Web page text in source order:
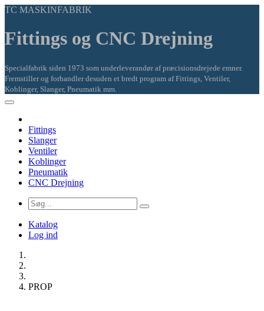
TC MASKINFABRIK
Fittings og CNC Drejning
Specialfabrik siden 1973 som underleverandør af præcisionsdrejede emner.
Fremstiller og forhandler desuden et bredt program af Fittings, Ventiler,
Koblinger, Slanger, Pneumatik mm.
Fittings
Slanger
Ventiler
Koblinger
Pneumatik
CNC Drejning
Katalog
Log ind
PROP